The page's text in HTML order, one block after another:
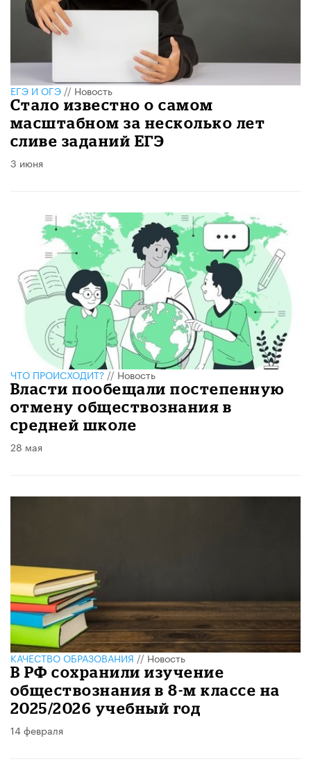
ЕГЭ И ОГЭ//Новость
Стало известно о самом
масштабном за несколько лет
сливе заданий ЕГЭ
3 июня
ЧТО ПРОИСХОДИТ?// Новость
Власти пообещали постепенную
отмену обществознания в
средней школе
28 мая
КАЧЕСТВО ОБРАЗОВАНИЯ//Новость
В РФ сохранили изучение
обществознания в 8-м классе на
2025/2026 учебный год
14 февраля